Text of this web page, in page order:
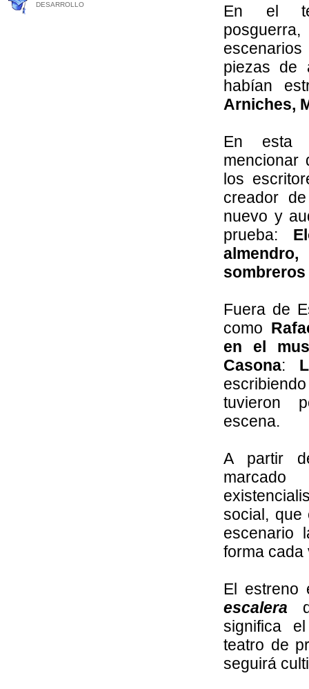
DESARROLLO
En el
piezas de
habían
Arniches,
En esta
mencionar
los
creador
nuevo y
prueba:
Fuera de
como
en el
Casona:
tuvieron
escena.
A partir
social, que
escenario
forma cada
El estreno
escalera
significa
teatro de
seguirá